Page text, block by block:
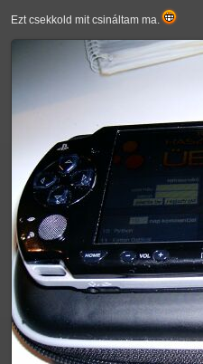
Ezt csekkold mit csináltam ma.